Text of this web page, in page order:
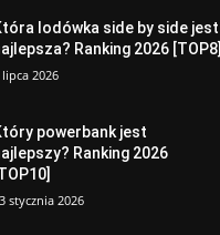
lodówka side by side jest
Ranking 2026 [TOP8]
lipca 2026
powerbank jest
Ranking 2026
stycznia 2026